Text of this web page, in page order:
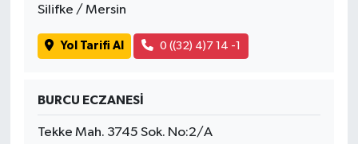
Silifke / Mersin
Yol Tarifi Al 0 ((32) 4)7 14 -1
BURCU ECZANESİ
Tekke Mah. 3745 Sok. No:2/A